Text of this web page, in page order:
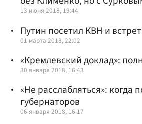
13 июня 2018, 19:44
Путин посетил КВН и
01 марта 2018, 22:02
«Кремлевский доклад»:
30 января 2018, 16:43
«Не расслабляться»: когда
губернаторов
06 января 2018, 16:17